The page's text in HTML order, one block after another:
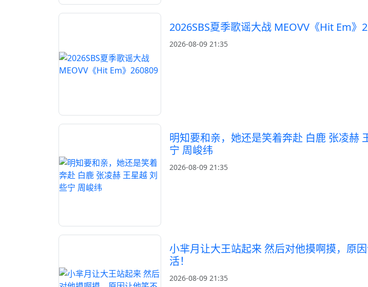
2026SBS夏季歌谣大战 MEOVV《Hit Em》
2026-08-09 21:35
明知要和亲，她还是笑着奔赴 白鹿 张凌赫
宁 周峻纬
2026-08-09 21:35
小芈月让大王站起来 然后对他摸啊摸，原
活！
2026-08-09 21:35